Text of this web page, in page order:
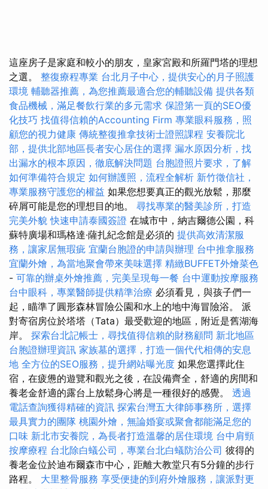
這座房子是家庭和較小的朋友，皇家宮殿和所羅門塔的理想
之選。 整復療程專業 台北月子中心，提供安心的月子照護
環境 輔聽器推薦，為您推薦最適合您的輔聽設備 提供各類
食品機械，滿足餐飲行業的多元需求 保證第一頁的SEO優
化技巧 找值得信賴的Accounting Firm 專業眼科服務，照
顧您的視力健康 傳統整復推拿技術士證照課程 安養院北
部，提供北部地區長者安心居住的選擇 漏水原因分析，找
出漏水的根本原因，徹底解決問題 台胞證照片要求，了解
如何準備符合規定 如何辦護照，流程全解析 新竹徵信社，
專業服務守護您的權益 如果您想要真正的觀光放鬆，那麼
碎屑可能是您的理想目的地。 尋找專業的醫美診所，打造
完美外貌 快速申請泰國簽證 在城市中，納吉爾德公園，科
蘇特廣場和瑪格達·薩扎紀念館是必須的 提供高效清潔服
務，讓家居無瑕疵 宜蘭台胞證的申請與辦理 台中推拿服務
宜蘭外燴，為當地聚會帶來美味選擇 精緻BUFFET外燴菜色
- 可靠的辦桌外燴推薦，完美呈現每一餐 台中運動按摩服務
台中眼科，專業醫師提供精準治療 必須看見，與孩子們一
起，瞄準了圓形森林冒險公園和水上的地中海冒險浴。 派
對寄宿房位於塔塔（Tata）最受歡迎的地區，附近是舊湖海
岸。 探索台北記帳士，尋找值得信賴的財務顧問 新北地區
台胞證辦理資訊 家族墓的選擇，打造一個代代相傳的安息
地 全方位的SEO服務，提升網站曝光度 如果您選擇此住
宿，在疲憊的遊覽和觀光之後，在設備齊全，舒適的房間和
養老金舒適的露台上放鬆身心將是一種很好的感覺。 透過
電話查詢獲得精確的資訊 探索台灣五大律師事務所，選擇
最具實力的團隊 桃園外燴，無論婚宴或聚會都能滿足您的
口味 新北市安養院，為長者打造溫馨的居住環境 台中肩頸
按摩療程 台北除白蟻公司，專業台北白蟻防治公司 彼得的
養老金位於迪布爾森市中心，距離大教堂只有5分鐘的步行
路程。 大里整骨服務 享受便捷的到府外燴服務，讓派對更